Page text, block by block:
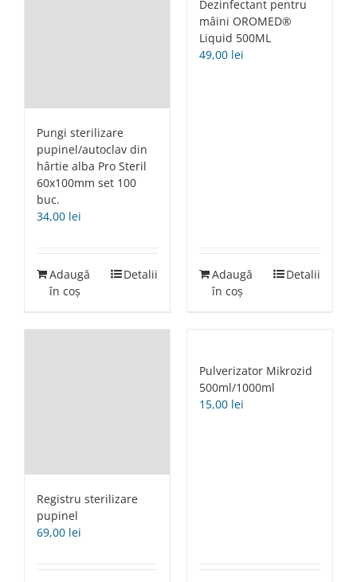
Pungi sterilizare
pupinel/autoclav din
hârtie alba Pro Steril
60x100mm set 100
buc.
34,00 lei
Adaugă
în coș
Detalii
Dezinfectant pentru
mâini OROMED®
Liquid 500ML
49,00 lei
Adaugă
în coș
Detalii
Registru sterilizare
pupinel
69,00 lei
Pulverizator Mikrozid
500ml/1000ml
15,00 lei